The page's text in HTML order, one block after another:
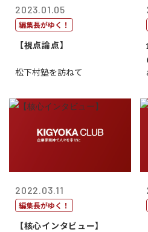
2023.01.05
編集長がゆく！
【視点論点】
松下村塾を訪ねて
2022.03.11
編集長がゆく！
【核心インタビュー】